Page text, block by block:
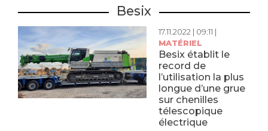
Besix
17.11.2022 | 09:11 |
MATÉRIEL
Besix établit le
record de
l’utilisation la plus
longue d’une grue
sur chenilles
télescopique
électrique